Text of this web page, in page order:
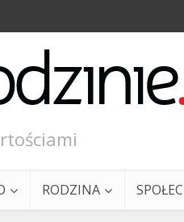
RODZINA